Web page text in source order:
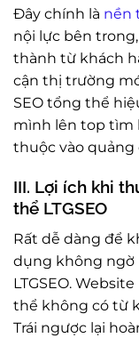
Đây chính là nền
nội lực bên
thành từ khách
cận thị trường
SEO tổng thể
mình lên top tìm
thuộc vào quảng
III. Lợi ích khi
thể LTGSEO
Rất dễ dàng để
dụng không ngờ
LTGSEO.
thể không có từ
Trái ngược lại